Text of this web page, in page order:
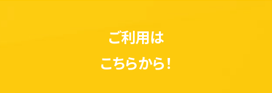
ご利用は
こちらから！